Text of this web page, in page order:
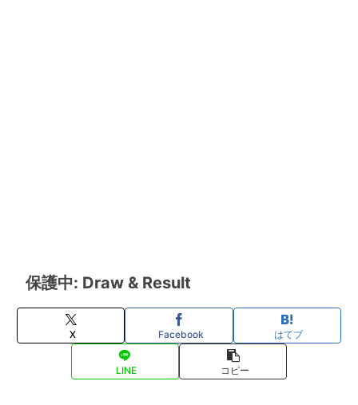
保護中: Draw & Result
X Facebook はてブ
LINE コピー